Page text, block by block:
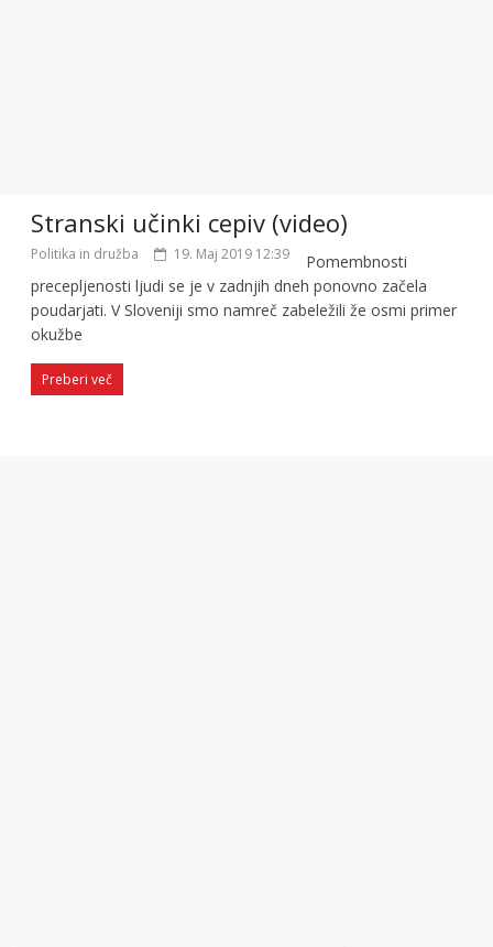
Stranski učinki cepiv (video)
Politika in družba 19. Maj 2019 12:39
Pomembnosti
precepljenosti ljudi se je v zadnjih dneh ponovno začela
poudarjati. V Sloveniji smo namreč zabeležili že osmi primer
okužbe
Preberi več